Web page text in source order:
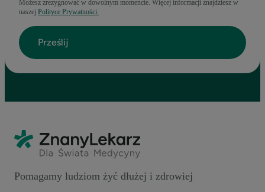
Możesz zrezygnować w dowolnym momencie. Więcej informacji znajdziesz w
naszej Polityce Prywatności.
Pomagamy ludziom żyć dłużej i zdrowiej